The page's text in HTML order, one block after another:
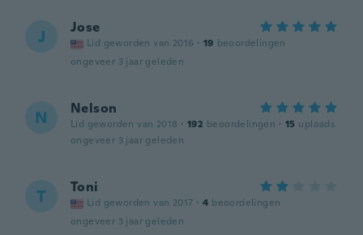
J Jose
Lid geworden van 2016 · 19 beoordelingen
ongeveer 3 jaar geleden
N Nelson
Lid geworden van 2018 · 192 beoordelingen · 15 uploads
ongeveer 3 jaar geleden
T Toni
Lid geworden van 2017 · 4 beoordelingen
ongeveer 3 jaar geleden